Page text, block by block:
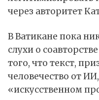
через авторитет
В Ватикане пока
слухи о
того, что текст,
человечество от
«искусственном